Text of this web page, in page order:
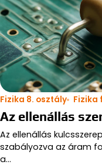
Fizika 8. osztály Fizika
Az ellenállás
Az ellenállás
szabályozva az áram
a…